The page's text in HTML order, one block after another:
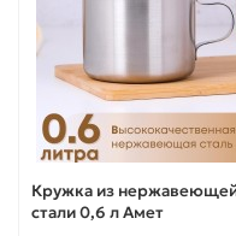
Кружка из
стали 0,6 л Амет